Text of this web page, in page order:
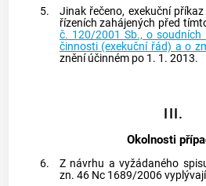
5.
Jinak řečeno, exekuční příkaz
řízeních zahájených před
č. 120/2001 Sb., o soudních
činnosti (exekuční řád) a o
znění účinném po 1. 1. 2013.
III.
Okolnosti
6.
Z návrhu a vyžádaného
zn. 46 Nc 1689/2006